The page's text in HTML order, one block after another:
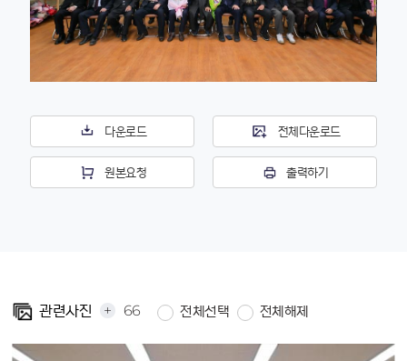
다운로드 전체다운로드
원본요청 출력하기
관련사진 + 66 전체선택 전체해제